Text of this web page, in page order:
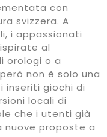
con
svizzera. A
i appassionati
al
orologi o a
non è solo una
inseriti giochi di
locali di
che i utenti già
nuove proposte a